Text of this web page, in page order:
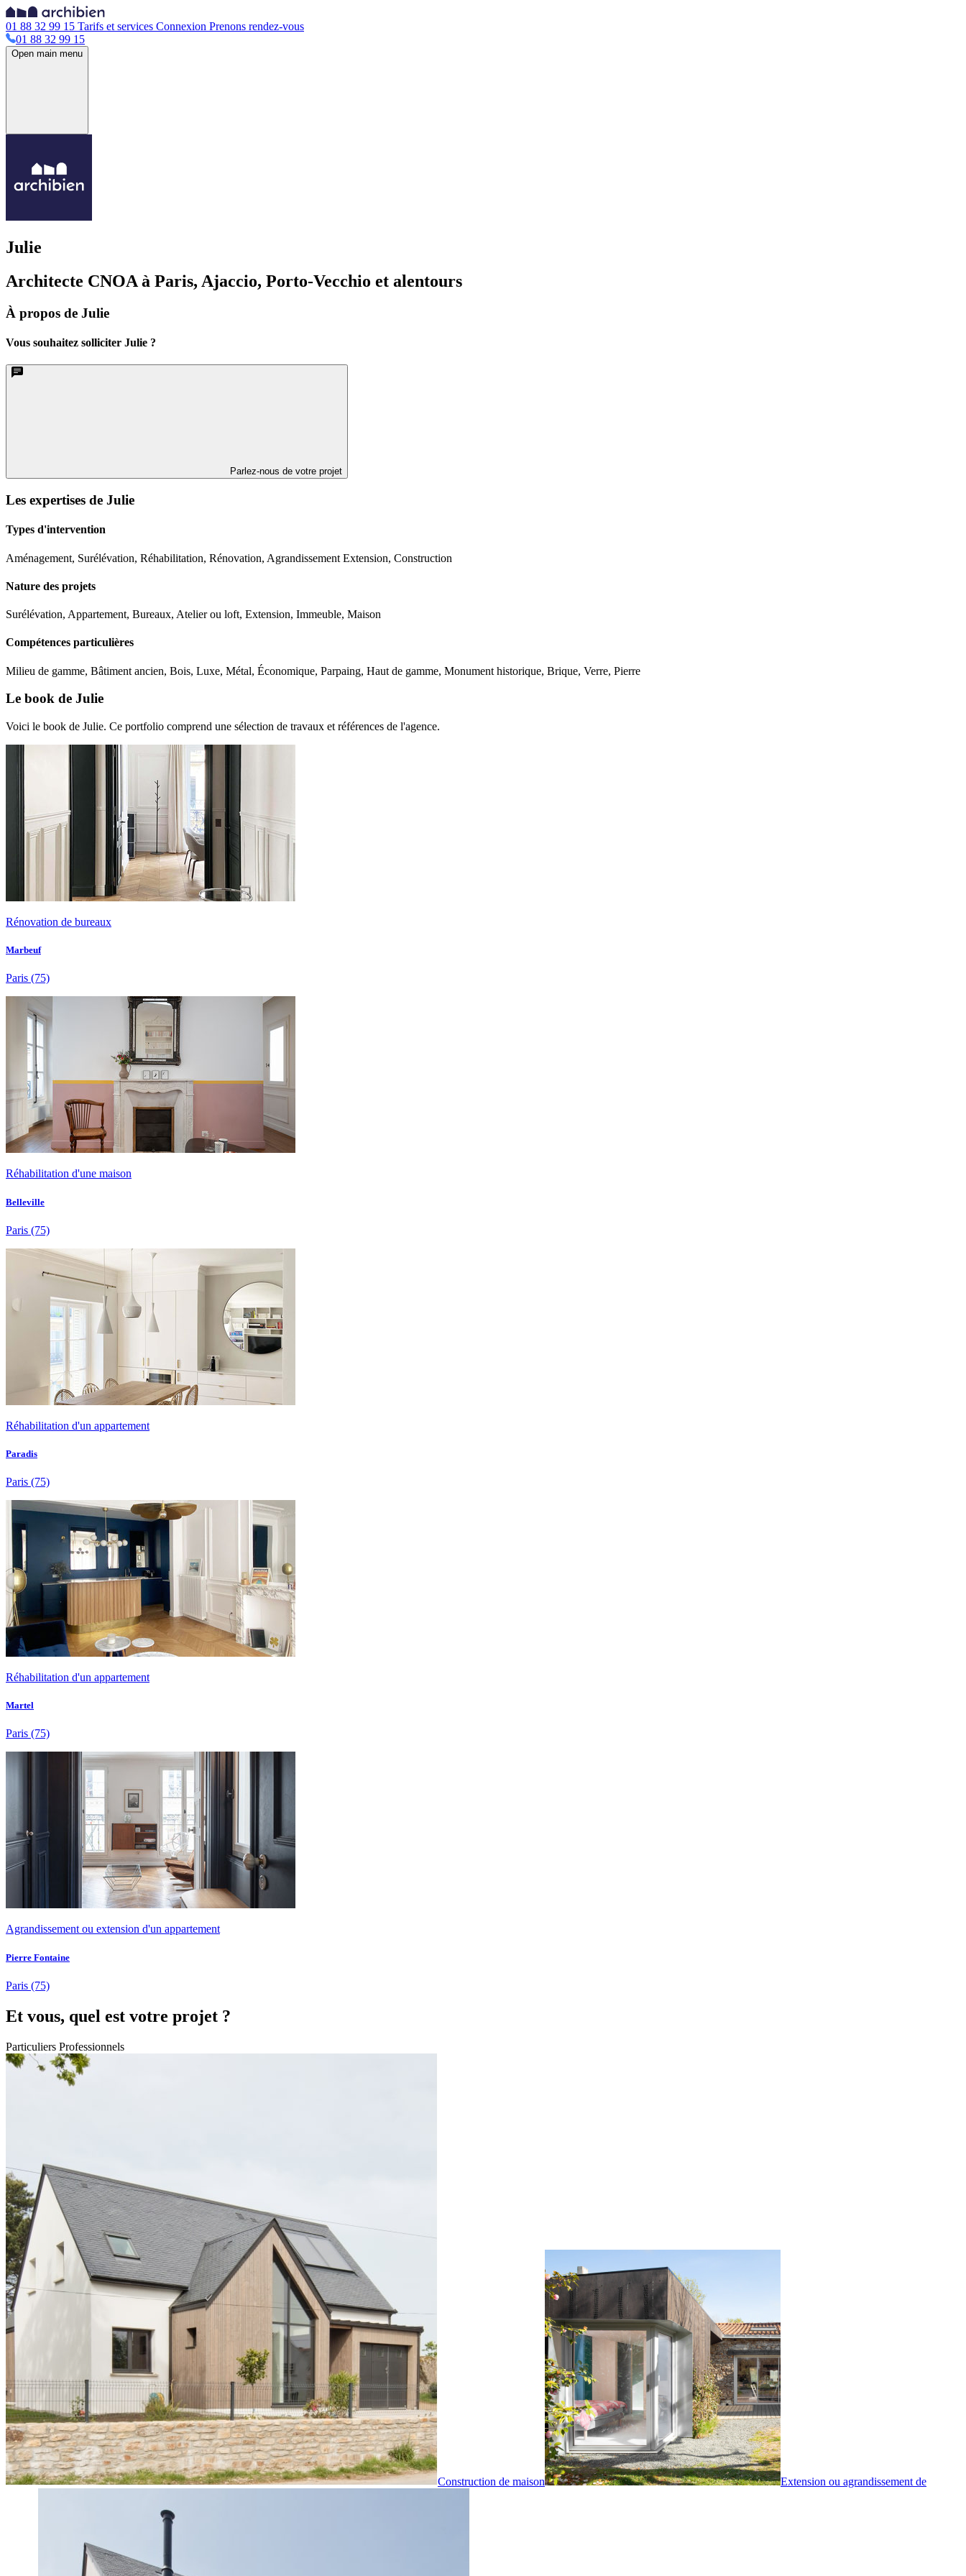
01 88 32 99 15 Tarifs et services Connexion Prenons rendez-vous
01 88 32 99 15
Open main menu
Julie
Architecte CNOA à Paris, Ajaccio, Porto-Vecchio et alentours
À propos de Julie
Vous souhaitez solliciter Julie ?
Parlez-nous de votre projet
Les expertises de Julie
Types d'intervention
Aménagement, Surélévation, Réhabilitation, Rénovation, Agrandissement Extension, Construction
Nature des projets
Surélévation, Appartement, Bureaux, Atelier ou loft, Extension, Immeuble, Maison
Compétences particulières
Milieu de gamme, Bâtiment ancien, Bois, Luxe, Métal, Économique, Parpaing, Haut de gamme, Monument historique, Brique, Verre, Pierre
Le book de Julie
Voici le book de Julie. Ce portfolio comprend une sélection de travaux et références de l'agence.
Rénovation de bureaux
Marbeuf
Paris (75)
Réhabilitation d'une maison
Belleville
Paris (75)
Réhabilitation d'un appartement
Paradis
Paris (75)
Réhabilitation d'un appartement
Martel
Paris (75)
Agrandissement ou extension d'un appartement
Pierre Fontaine
Paris (75)
Et vous, quel est votre projet ?
Particuliers Professionnels
Construction de maison Extension ou agrandissement de